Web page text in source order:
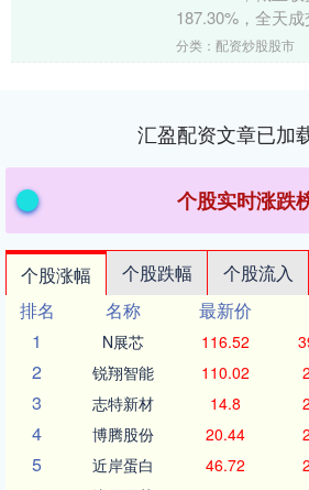
187.30%，全天
30.45亿元，换手
分类：配资炒股股市
汇盈配资文章已加
个股实时涨跌
个股涨幅 个股跌幅 个股流入
排名
名称 最新价
1
N展芯 116.52
2 锐翔智能 110.02
3 志特新材 14.8
4 博腾股份 20.44
5 近岸蛋白 46.72